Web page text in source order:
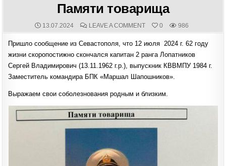
Памяти товарища
PUBLISHED
DATE:
13.07.2024 COMMENTS:
LEAVE A COMMENTON
ПАМЯТИ
0 986
Пришло сообщение из Севастополя, что 12 июля 2024 г. 62 году
жизни скоропостижно скончался капитан 2 ранга Лопатников
Сергей Владимирович (13.11.1962 г.р.), выпускник КВВМПУ 1984 г.
Заместитель командира БПК «Маршал Шапошников».
Выражаем свои соболезнования родным и близким.